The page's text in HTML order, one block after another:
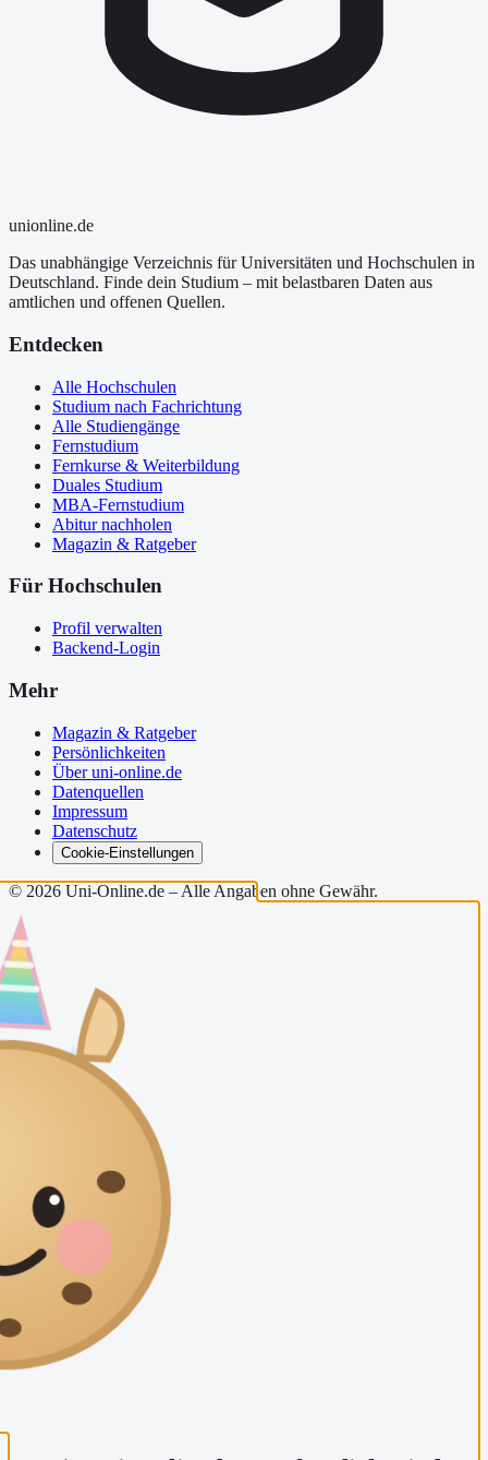
unionline.de
Das unabhängige Verzeichnis für Universitäten und Hochschulen in
Deutschland. Finde dein Studium – mit belastbaren Daten aus
amtlichen und offenen Quellen.
Entdecken
Alle Hochschulen
Studium nach Fachrichtung
Alle Studiengänge
Fernstudium
Fernkurse & Weiterbildung
Duales Studium
MBA-Fernstudium
Abitur nachholen
Magazin & Ratgeber
Für Hochschulen
Profil verwalten
Backend-Login
Mehr
Magazin & Ratgeber
Persönlichkeiten
Über uni-online.de
Datenquellen
Impressum
Datenschutz
Cookie-Einstellungen
© 2026 Uni-Online.de – Alle Angaben ohne Gewähr.